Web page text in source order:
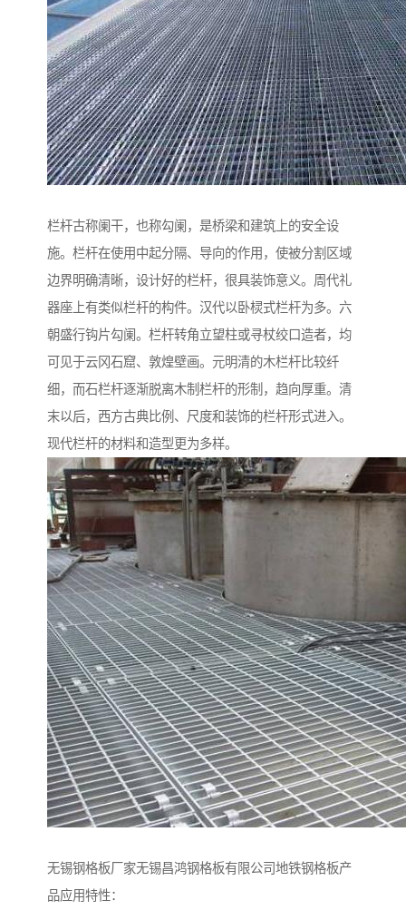
栏杆古称阑干，也称勾阑，是桥梁和建筑上的安全设
施。栏杆在使用中起分隔、导向的作用，使被分割区域
边界明确清晰，设计好的栏杆，很具装饰意义。周代礼
器座上有类似栏杆的构件。汉代以卧棂式栏杆为多。六
朝盛行钩片勾阑。栏杆转角立望柱或寻杖绞口造者，均
可见于云冈石窟、敦煌壁画。元明清的木栏杆比较纤
细，而石栏杆逐渐脱离木制栏杆的形制，趋向厚重。清
末以后，西方古典比例、尺度和装饰的栏杆形式进入。
现代栏杆的材料和造型更为多样。
无锡钢格板厂家无锡昌鸿钢格板有限公司地铁钢格板产
品应用特性：